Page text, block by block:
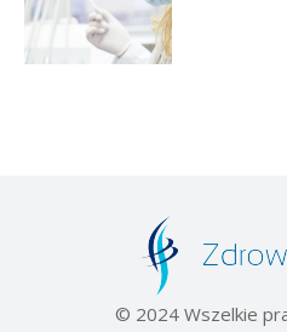
© 2024 Wszelkie